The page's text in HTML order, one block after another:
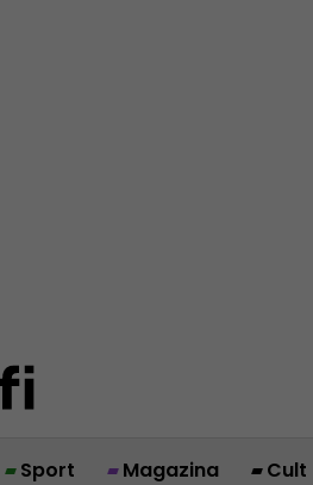
Sport Magazina Cult